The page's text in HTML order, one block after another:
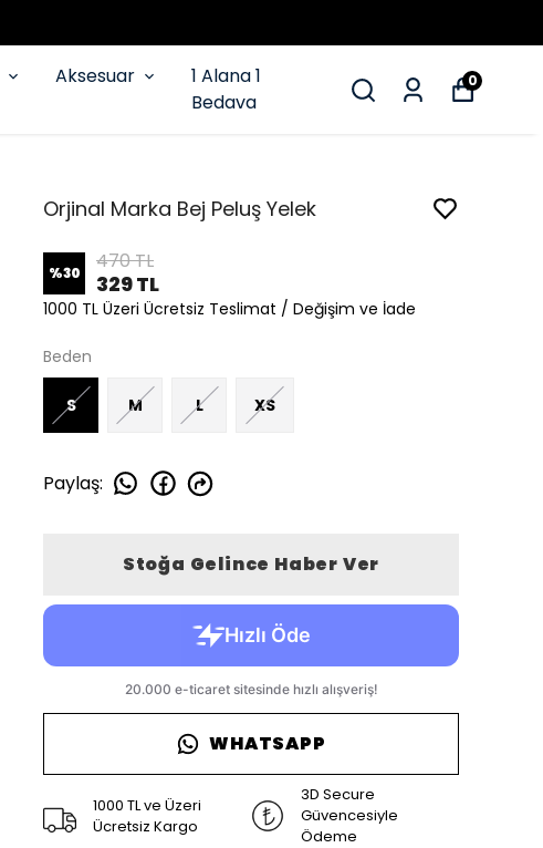
Aksesuar
1 Alana 1
Bedava
0
Orjinal Marka Bej Peluş Yelek
%30 470 TL
329 TL
1000 TL Üzeri Ücretsiz Teslimat / Değişim ve İade
Beden
S M L XS
Paylaş:
Stoğa Gelince Haber Ver
WHATSAPP
1000 TL ve Üzeri
Ücretsiz Kargo
3D Secure
Güvencesiyle
Ödeme